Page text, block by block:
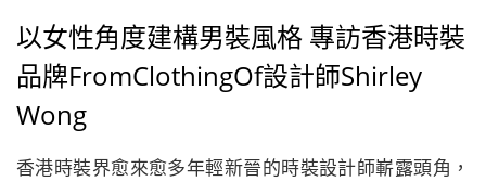
以女性角度建構男裝風格 專訪香港時裝
品牌FromClothingOf設計師Shirley
Wong
香港時裝界愈來愈多年輕新晉的時裝設計師嶄露頭角，